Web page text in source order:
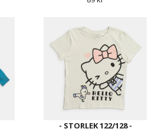
- STORLEK 122/128 -